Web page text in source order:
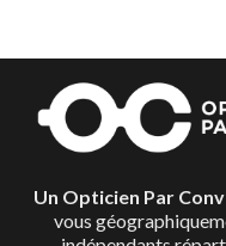
Un Opticien Par
vous